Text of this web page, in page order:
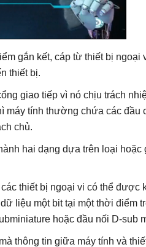
gắn kết, cáp từ thiết bị ngoại
thiết bị.
giao tiếp vì nó chịu trách
máy tính thường chứa các đầu
chủ.
hai dạng dựa trên loại
thiết bị ngoại vi có thể được
liệu một bit tại một thời điểm
hoặc đầu nối D-sub
thông tin giữa máy tính và